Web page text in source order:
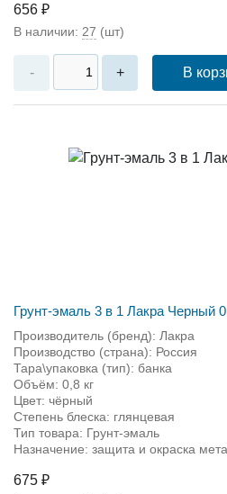
656 ₽
В наличии: 27 (шт)
- + В
Грунт-эмаль 3 в 1 Лакра Черный
Производитель (бренд): Лакра
Производство (страна): Россия
Тара\упаковка (тип): банка
Объём: 0,8 кг
Цвет: чёрный
Степень блеска: глянцевая
Тип товара: Грунт-эмаль
Назначение: защита и окраска
675 ₽